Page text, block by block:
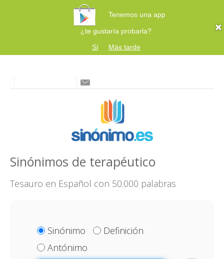
Tenemos una app
¿te gustaría probarla?
Sí
Más tarde
Sinónimos de terapéutico
Tesauro en Español con 50.000 palabras
Sinónimo
Definición
Antónimo